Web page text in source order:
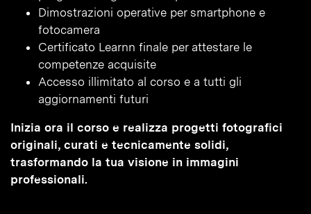
Dimostrazioni operative per smartphone e
fotocamera
Certificato Learnn finale per attestare le
competenze acquisite
Accesso illimitato al corso e a tutti gli
aggiornamenti futuri
Inizia ora il corso e realizza progetti fotografici
originali, curati e tecnicamente solidi,
trasformando la tua visione in immagini
professionali.